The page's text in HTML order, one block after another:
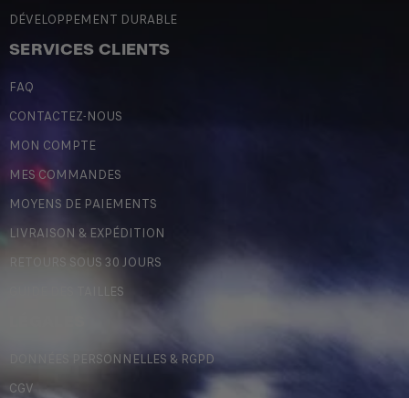
DÉVELOPPEMENT DURABLE
SERVICES CLIENTS
FAQ
CONTACTEZ-NOUS
MON COMPTE
MES COMMANDES
MOYENS DE PAIEMENTS
LIVRAISON & EXPÉDITION
RETOURS SOUS 30 JOURS
GUIDE DES TAILLES
DONNÉES PERSONNELLES & RGPD
CGV